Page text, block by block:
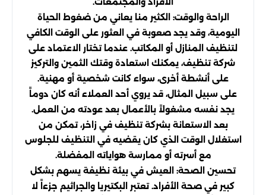
الراحة والوقت: الكثير منا يعاني من ضغوط الحياة
اليومية، وقد يجد صعوبة في العثور على الوقت الكافي
لتنظيف المنازل أو المكاتب. عندما تختار الاعتماد على
شركة تنظيف، يمكنك استعادة وقتك الثمين والتركيز
على أنشطة أخرى، سواء كانت شخصية أو مهنية.
على سبيل المثال، قد يروي أحد العملاء أنه كان دوماً
يجد نفسه مشغولاً بالأعمال بعد عودته من العمل.
بعد الاستعانة بشركة تنظيف في زاخر، تمكن من
استغلال الوقت الذي كان يقضيه في التنظيف للجلوس
مع أسرته أو ممارسة هواياته المفضلة.
تحسين الصحة: العيش في بيئة نظيفة يسهم بشكل
كبير في صحة الأفراد. تعتبر البكتيريا والجراثيم جزءاً لا